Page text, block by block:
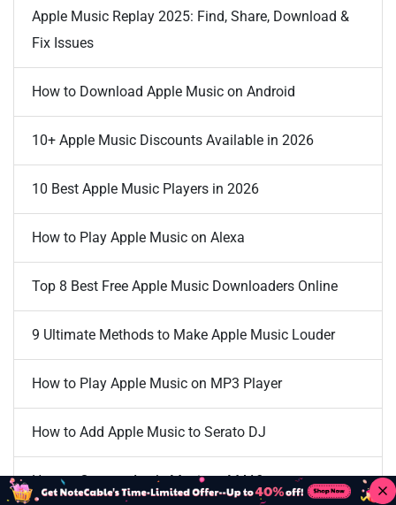
Apple Music Replay 2025: Find, Share, Download &
Fix Issues
How to Download Apple Music on Android
10+ Apple Music Discounts Available in 2026
10 Best Apple Music Players in 2026
How to Play Apple Music on Alexa
Top 8 Best Free Apple Music Downloaders Online
9 Ultimate Methods to Make Apple Music Louder
How to Play Apple Music on MP3 Player
How to Add Apple Music to Serato DJ
How to Convert Apple Music to M4A?